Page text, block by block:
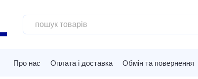
Про нас Оплата і доставка Обмін та повернення